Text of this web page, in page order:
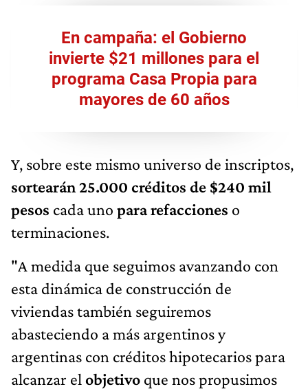
En campaña: el Gobierno
invierte $21 millones para el
programa Casa Propia para
mayores de 60 años
Y, sobre este mismo universo de inscriptos,
sortearán 25.000 créditos de $240 mil
pesos cada uno para refacciones o
terminaciones.
"A medida que seguimos avanzando con
esta dinámica de construcción de
viviendas también seguiremos
abasteciendo a más argentinos y
argentinas con créditos hipotecarios para
alcanzar el objetivo que nos propusimos